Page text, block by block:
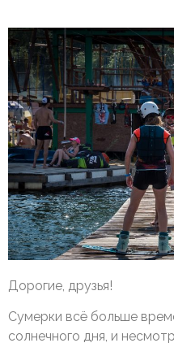
Дорогие, друзья!
Сумерки всё больше
солнечного дня, и